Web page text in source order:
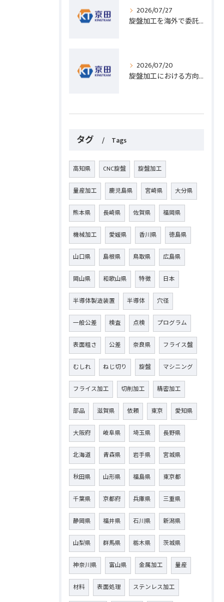
2026/07/27
旋盤加工を海外で委託する際のコスト削減と高精度実現のポイント
2026/07/20
旋盤加工における方向設定の基礎と実践的な加工手順のポイント
タグ Tags
高知県 CNC旋盤 旋盤加工
量産加工 鹿児島県 宮崎県 大分県
熊本県 長崎県 佐賀県 福岡県
機械加工 愛媛県 香川県 徳島県
山口県 島根県 鳥取県 広島県
岡山県 和歌山県 特徴 日本
半導体製造装置 半導体 穴径
一般公差 検査 点検 プログラム
表面粗さ 公差 奈良県 フライス盤
むしれ ねじ切り 旋盤 マシニング
フライス加工 切削加工 精密加工
部品 滋賀県 依頼 東京 愛知県
大阪府 岐阜県 埼玉県 長野県
北海道 青森県 岩手県 宮城県
秋田県 山形県 福島県 東京都
千葉県 京都府 兵庫県 三重県
静岡県 福井県 石川県 新潟県
山梨県 群馬県 栃木県 茨城県
神奈川県 富山県 金属加工 量産
材料 表面処理 ステンレス加工